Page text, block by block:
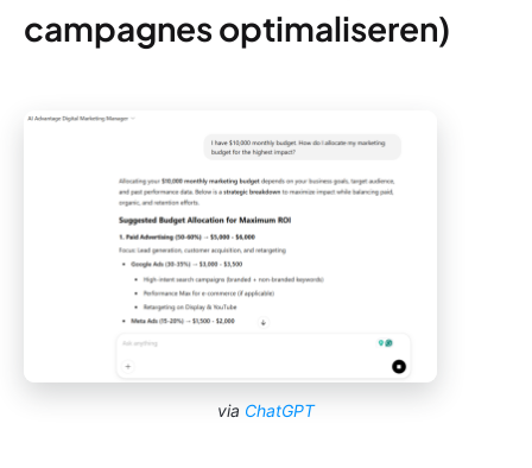
campagnes optimaliseren)
via ChatGPT